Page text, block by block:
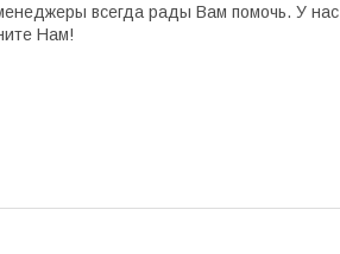
всегда рады Вам помочь. У нас
Нам!